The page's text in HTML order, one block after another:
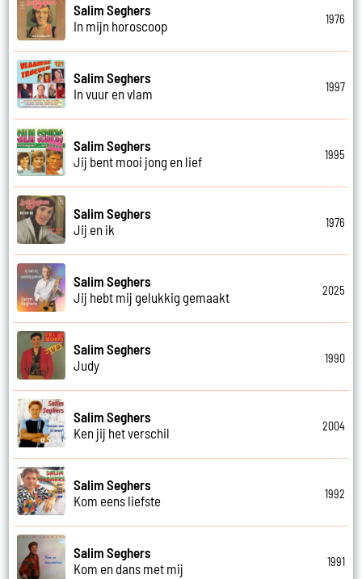
Salim Seghers
In mijn horoscoop
1976
Salim Seghers
In vuur en vlam
1997
Salim Seghers
Jij bent mooi jong en lief
1995
Salim Seghers
Jij en ik
1976
Salim Seghers
Jij hebt mij gelukkig gemaakt
2025
Salim Seghers
Judy
1990
Salim Seghers
Ken jij het verschil
2004
Salim Seghers
Kom eens liefste
1992
Salim Seghers
Kom en dans met mij
1991